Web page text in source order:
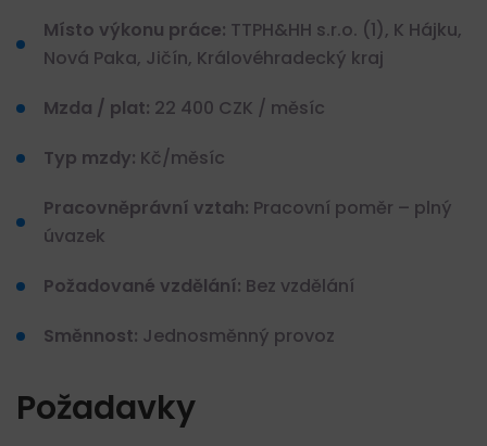
Místo výkonu práce: TTPH&HH s.r.o. (1), K Hájku,
Nová Paka, Jičín, Královéhradecký kraj
Mzda / plat: 22 400 CZK / měsíc
Typ mzdy: Kč/měsíc
Pracovněprávní vztah: Pracovní poměr – plný
úvazek
Požadované vzdělání: Bez vzdělání
Směnnost: Jednosměnný provoz
Požadavky